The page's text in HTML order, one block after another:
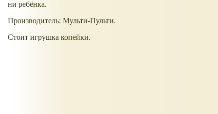
ни ребёнка.
Производитель: Мульти-Пульти.
Стоит игрушка копейки.